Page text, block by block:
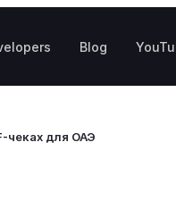
Blog
чеках для ОАЭ